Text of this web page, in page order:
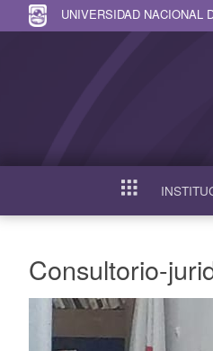
UNIVERSIDAD NACIONAL
INICIO
Consultorio-